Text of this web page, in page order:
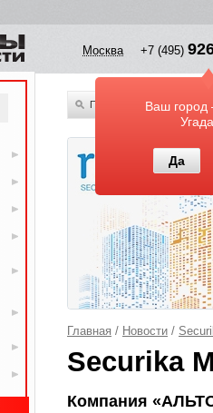
Москва +7 (495)
Ваш
Да
По всему каталогу
Главная / Новости /
Securika
Компания